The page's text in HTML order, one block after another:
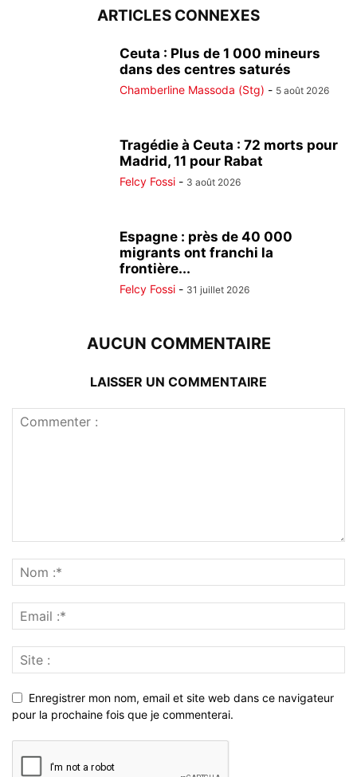
ARTICLES CONNEXES
Ceuta : Plus de 1 000 mineurs
dans des centres saturés
Chamberline Massoda (Stg) - 5 août 2026
Tragédie à Ceuta : 72 morts pour
Madrid, 11 pour Rabat
Felcy Fossi - 3 août 2026
Espagne : près de 40 000
migrants ont franchi la
frontière...
Felcy Fossi - 31 juillet 2026
AUCUN COMMENTAIRE
LAISSER UN COMMENTAIRE
Enregistrer mon nom, email et site web dans ce navigateur
pour la prochaine fois que je commenterai.